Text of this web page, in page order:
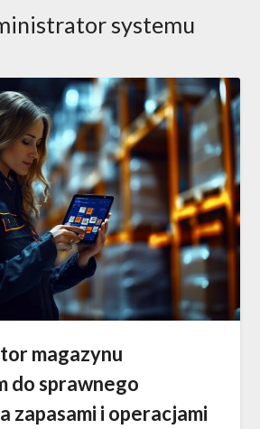
systemu
magazynu
do sprawnego
zapasami i operacjami